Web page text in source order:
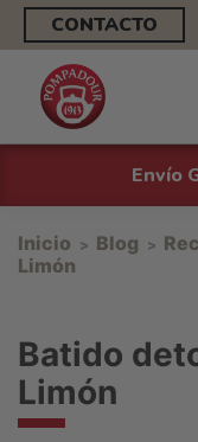
CONTACTO
Envío
Inicio Blog
Limón
Batido
Limón